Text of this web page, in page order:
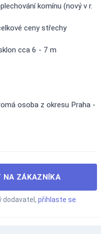
komínu (nový v r.
ceny střechy
cca 6 - 7 m
osoba z okresu Praha -
NA ZÁKAZNÍKA
dodavatel, přihlaste se